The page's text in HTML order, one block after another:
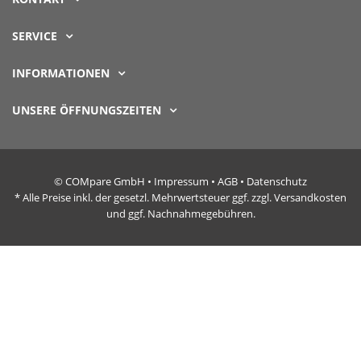
SERVICE
INFORMATIONEN
UNSERE ÖFFNUNGSZEITEN
© COMpare GmbH • Impressum • AGB • Datenschutz
* Alle Preise inkl. der gesetzl. Mehrwertsteuer ggf. zzgl. Versandkosten
und ggf. Nachnahmegebühren.